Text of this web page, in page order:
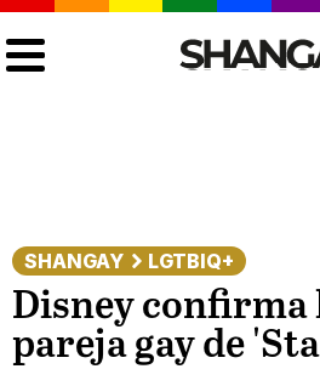
SHANGAY LGTBIQ+
Disney
pareja gay de